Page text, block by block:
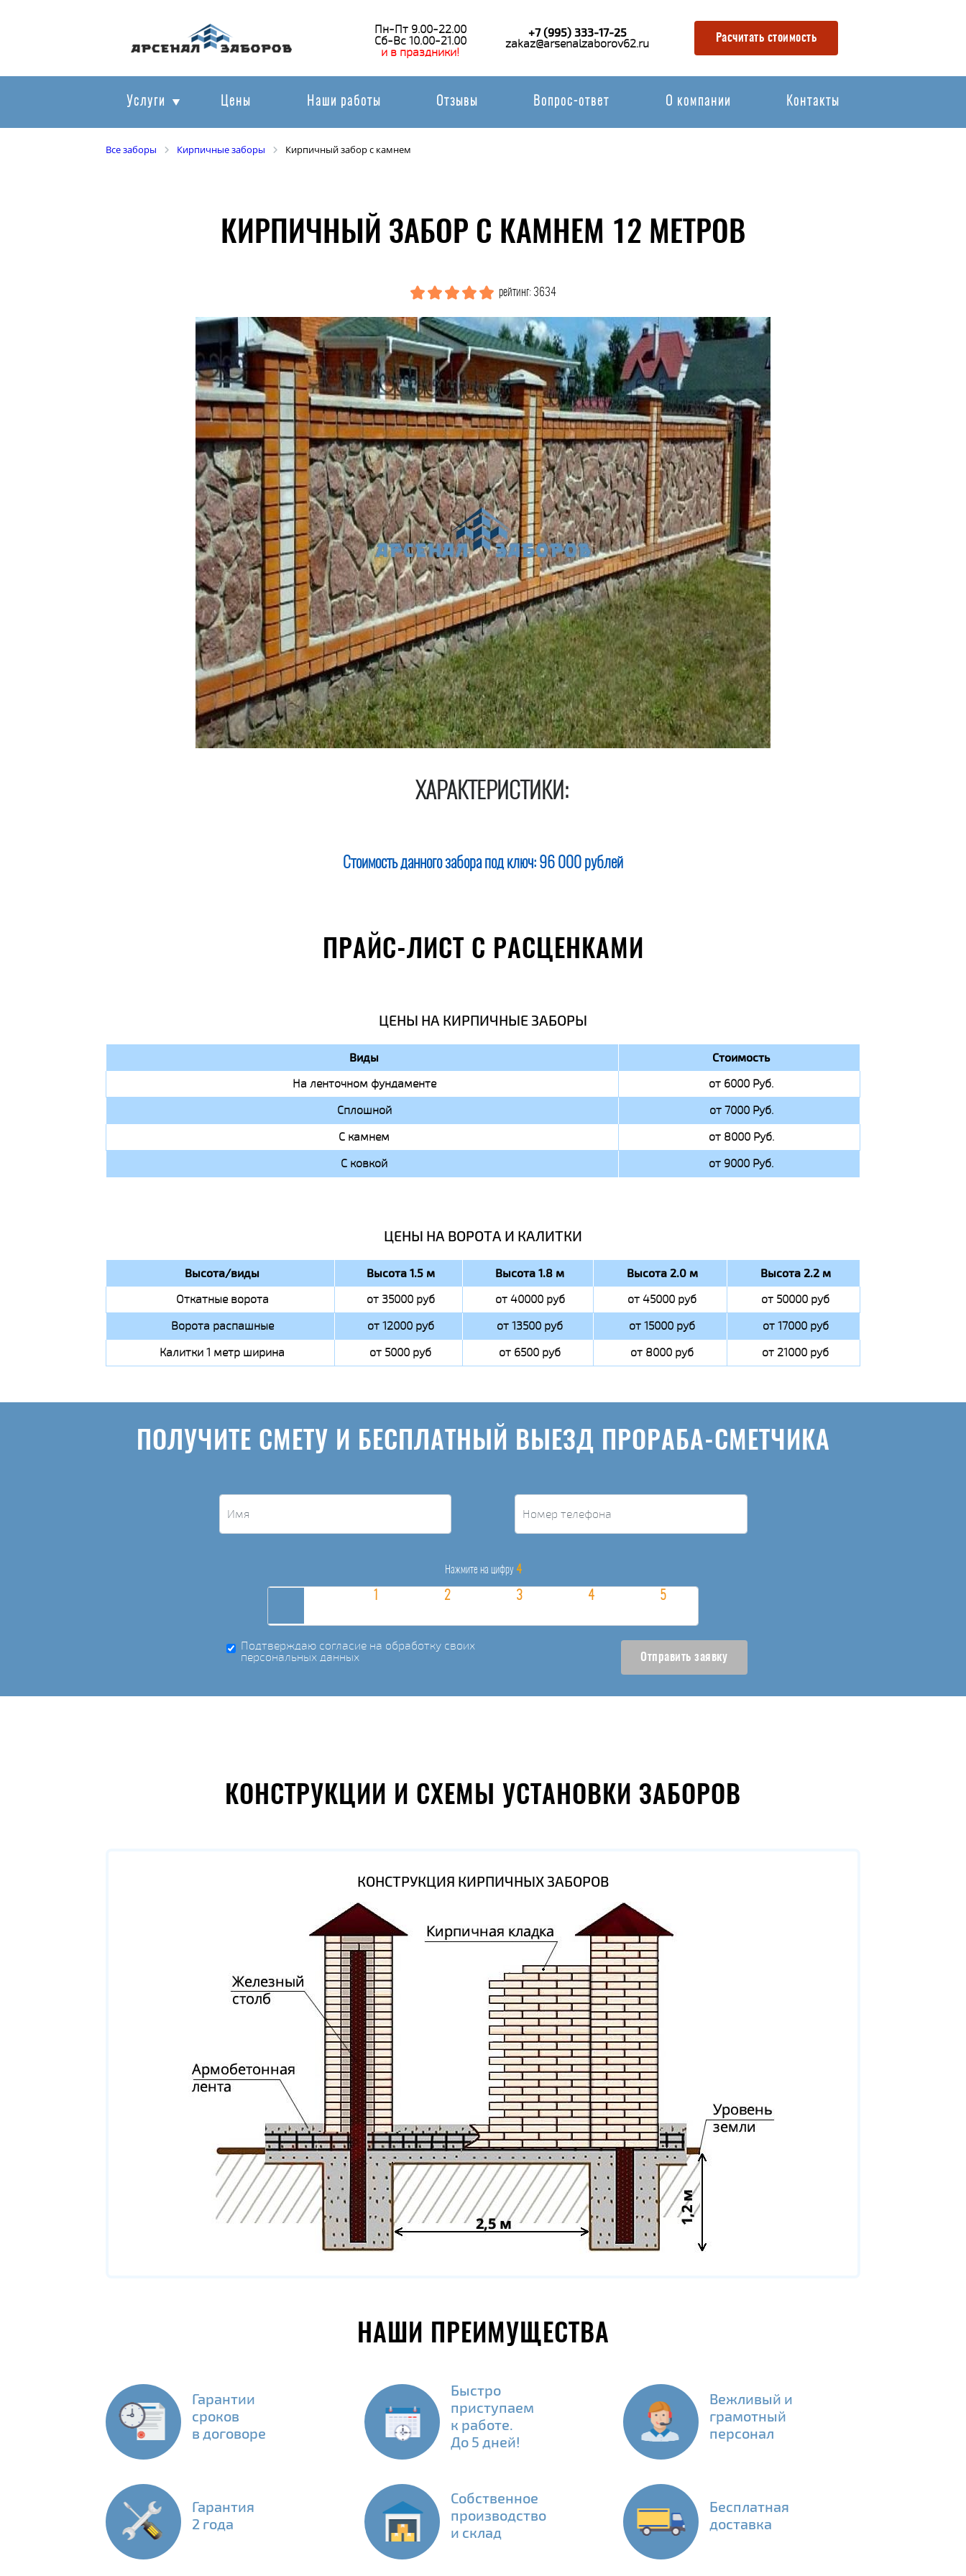
Пн-Пт 9.00-22.00
Сб-Вс 10.00-21.00
и в праздники!
+7 (995) 333-17-25
zakaz@arsenalzaborov62.ru Расчитать стоимость
Услуги Цены Наши работы Отзывы Вопрос-ответ О компании Контакты
Все заборы Кирпичные заборы Кирпичный забор с камнем
КИРПИЧНЫЙ ЗАБОР С КАМНЕМ 12 МЕТРОВ
рейтинг: 3634
ХАРАКТЕРИСТИКИ:
Стоимость данного забора под ключ: 96 000 рублей
ПРАЙС-ЛИСТ С РАСЦЕНКАМИ
ЦЕНЫ НА КИРПИЧНЫЕ ЗАБОРЫ
Виды Стоимость
На ленточном фундаменте
от 6000 Руб.
Сплошной
от 7000 Руб.
С камнем
от 8000 Руб.
С ковкой
от 9000 Руб.
ЦЕНЫ НА ВОРОТА И КАЛИТКИ
Высота/виды Высота 1.5 м Высота 1.8 м Высота 2.0 м Высота 2.2 м
Откатные ворота от 35000 руб от 40000 руб от 45000 руб
от 50000 руб
Ворота распашные
от 12000 руб от 13500 руб от 15000 руб
от 17000 руб
Калитки 1 метр ширина
от 5000 руб от 6500 руб от 8000 руб от 21000 руб
ПОЛУЧИТЕ СМЕТУ И БЕСПЛАТНЫЙ ВЫЕЗД ПРОРАБА-СМЕТЧИКА
Нажмите на цифру 4
Подтверждаю согласие на обработку своих
персональных данных Отправить заявку
КОНСТРУКЦИИ И СХЕМЫ УСТАНОВКИ ЗАБОРОВ
КОНСТРУКЦИЯ КИРПИЧНЫХ ЗАБОРОВ
НАШИ ПРЕИМУЩЕСТВА
Гарантии
сроков
в договоре
Быстро
приступаем
к работе.
До 5 дней!
Вежливый и
грамотный
персонал
Гарантия
2 года
Собственное
производство
и склад
Бесплатная
доставка